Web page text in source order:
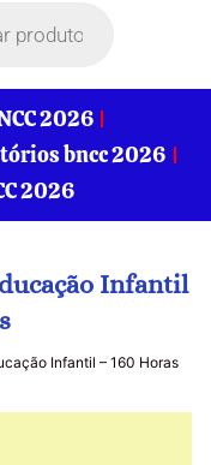
2026
bncc 2026
2026
Infantil
Infantil – 160 Horas